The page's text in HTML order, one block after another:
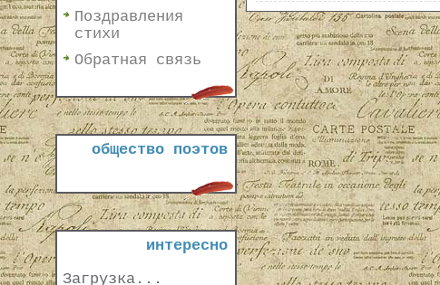
Поздравления
стихи
Обратная связь
общество поэтов
интересно
Загрузка...